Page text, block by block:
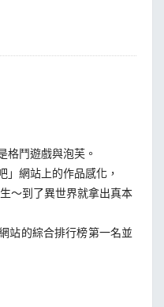
鬥遊戲與泡芙。
網站上的作品感化，
到了異世界就拿出真本
的綜合排行榜第一名並